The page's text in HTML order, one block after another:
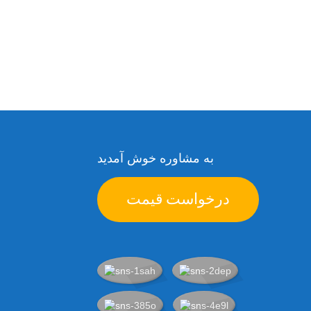
به مشاوره خوش آمدید
درخواست قیمت